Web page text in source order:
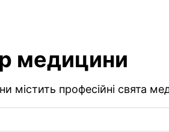
медицини
містить професійні свята